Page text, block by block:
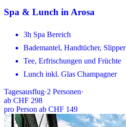
Spa & Lunch in Arosa
3h Spa Bereich
Bademantel, Handtücher, Slipper
Tee, Erfrischungen und Früchte
Lunch inkl. Glas Champagner
Tagesausflug·2 Personen·
ab CHF 298
pro Person ab CHF 149